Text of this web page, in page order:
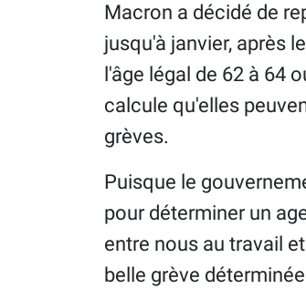
Macron a décidé de
jusqu'à janvier, après
l'âge légal de 62 à 64
calcule qu'elles
grèves.
Puisque le
pour déterminer un
entre nous au travail
belle grève